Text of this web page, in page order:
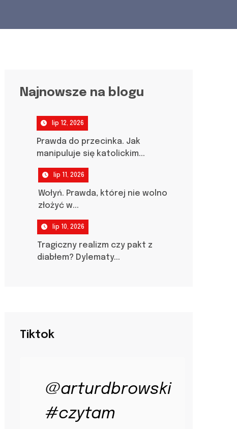
Najnowsze na blogu
lip 12, 2026
Prawda do przecinka. Jak
manipuluje się katolickim...
lip 11, 2026
Wołyń. Prawda, której nie wolno
złożyć w...
lip 10, 2026
Tragiczny realizm czy pakt z
diabłem? Dylematy...
Tiktok
@arturdbrowski
#czytam